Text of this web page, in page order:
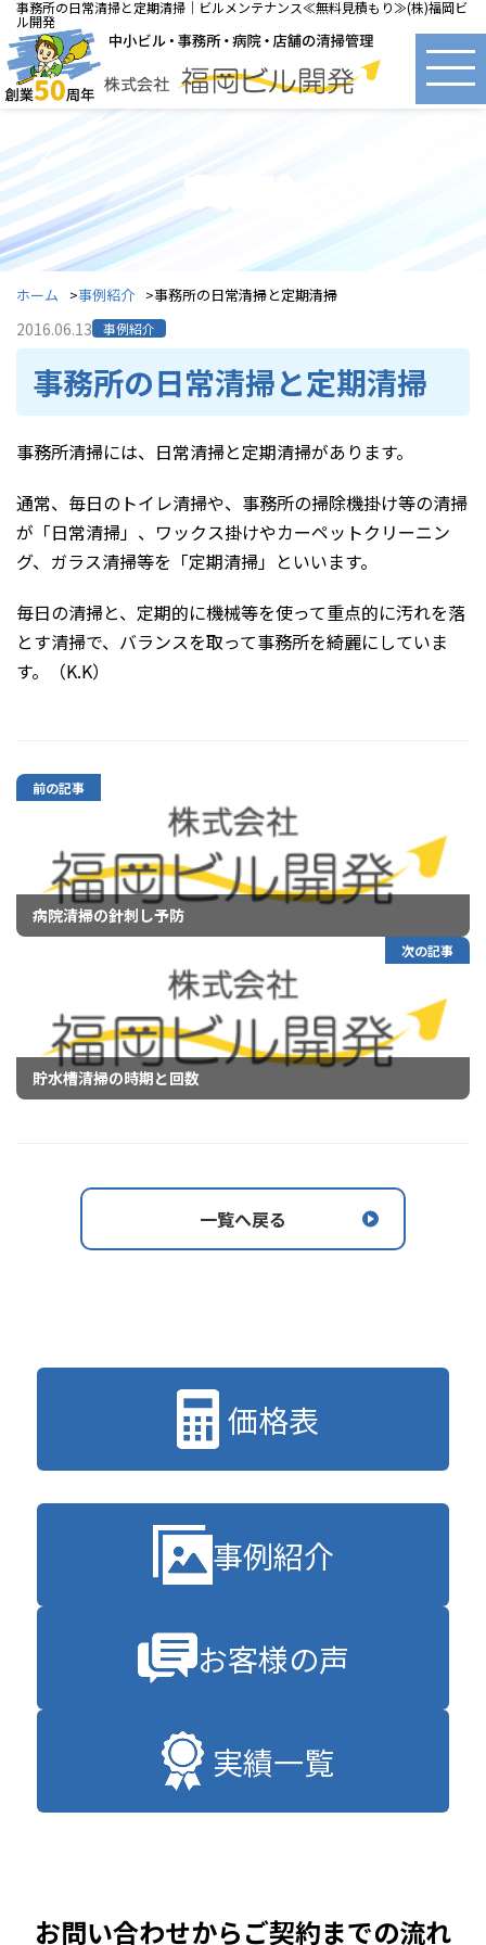
事務所の日常清掃と定期清掃｜ビルメンテナンス≪無料見積もり≫(株)福岡ビ
ル開発
事例紹介
ホーム 事例紹介 事務所の日常清掃と定期清掃
2016.06.13 事例紹介
事務所の日常清掃と定期清掃
事務所清掃には、日常清掃と定期清掃があります。
通常、毎日のトイレ清掃や、事務所の掃除機掛け等の清掃
が「日常清掃」、ワックス掛けやカーペットクリーニン
グ、ガラス清掃等を「定期清掃」といいます。
毎日の清掃と、定期的に機械等を使って重点的に汚れを落
とす清掃で、バランスを取って事務所を綺麗にしていま
す。（K.K）
前の記事
病院清掃の針刺し予防
次の記事
貯水槽清掃の時期と回数
一覧へ戻る
価格表
事例紹介
お客様の声
実績一覧
お問い合わせからご契約までの流れ